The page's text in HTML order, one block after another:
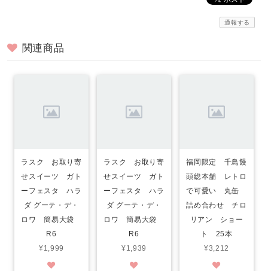
通報する
関連商品
ラスク お取り寄
せスイーツ ガト
ーフェスタ ハラ
ダ グーテ・デ・
ロワ 簡易大袋
R6
¥1,999
ラスク お取り寄
せスイーツ ガト
ーフェスタ ハラ
ダ グーテ・デ・
ロワ 簡易大袋
R6
¥1,939
福岡限定 千鳥饅
頭総本舗 レトロ
で可愛い 丸缶
詰め合わせ チロ
リアン ショー
ト 25本
¥3,212